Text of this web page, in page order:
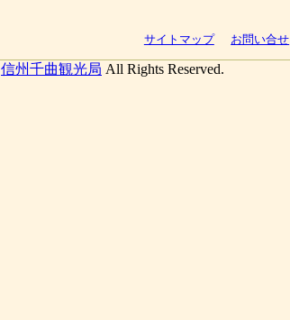
サイトマップ お問い合せ
信州千曲観光局 All Rights Reserved.